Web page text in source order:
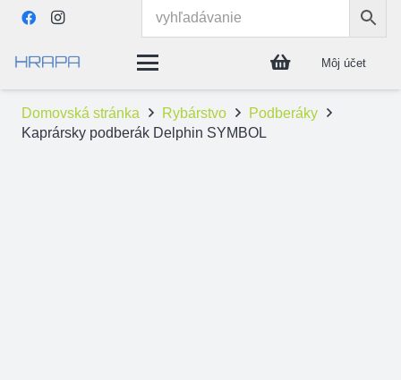
Môj účet
Domovská stránka Rybárstvo
Podberáky
Kaprársky podberák Delphin SYMBOL